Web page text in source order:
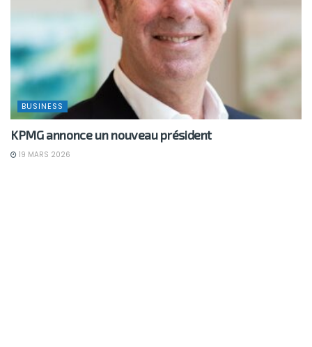
BUSINESS
KPMG annonce un nouveau président
19 MARS 2026